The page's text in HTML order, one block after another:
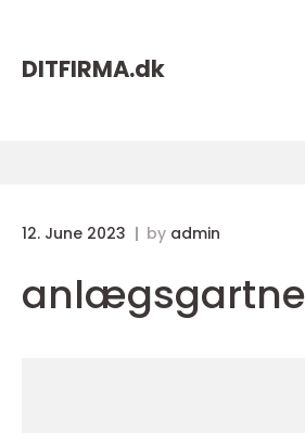
DITFIRMA.dk
12. June 2023 by admin